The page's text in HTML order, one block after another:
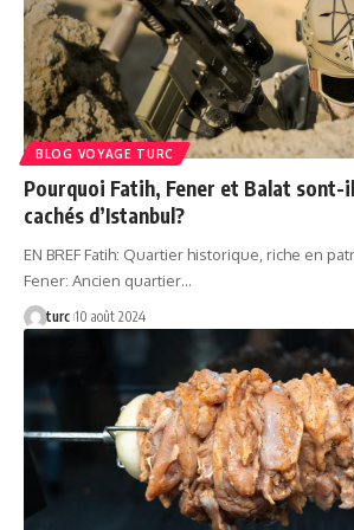
BLOG VOYAGE TURC
Pourquoi Fatih, Fener et Balat sont-
cachés d’Istanbul?
EN BREF Fatih: Quartier historique, riche en
Fener: Ancien quartier…
turc 10 août 2024